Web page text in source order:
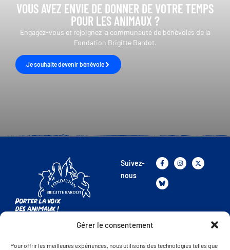
Gérer le consentement
Pour offrir les meilleures expériences, nous utilisons des technologies telles que
VOUS AVEZ ENVIE DE DONNER DE VOTRE TEMPS
POUR LES ANIMAUX ?
Engagez-vous et rejoignez la communauté de bénévoles de la
Fondation Brigitte Bardot.
Je souhaite devenir bénévole
Porter la voix
des animaux !
Présentation de la FBB
Suivez-
nous